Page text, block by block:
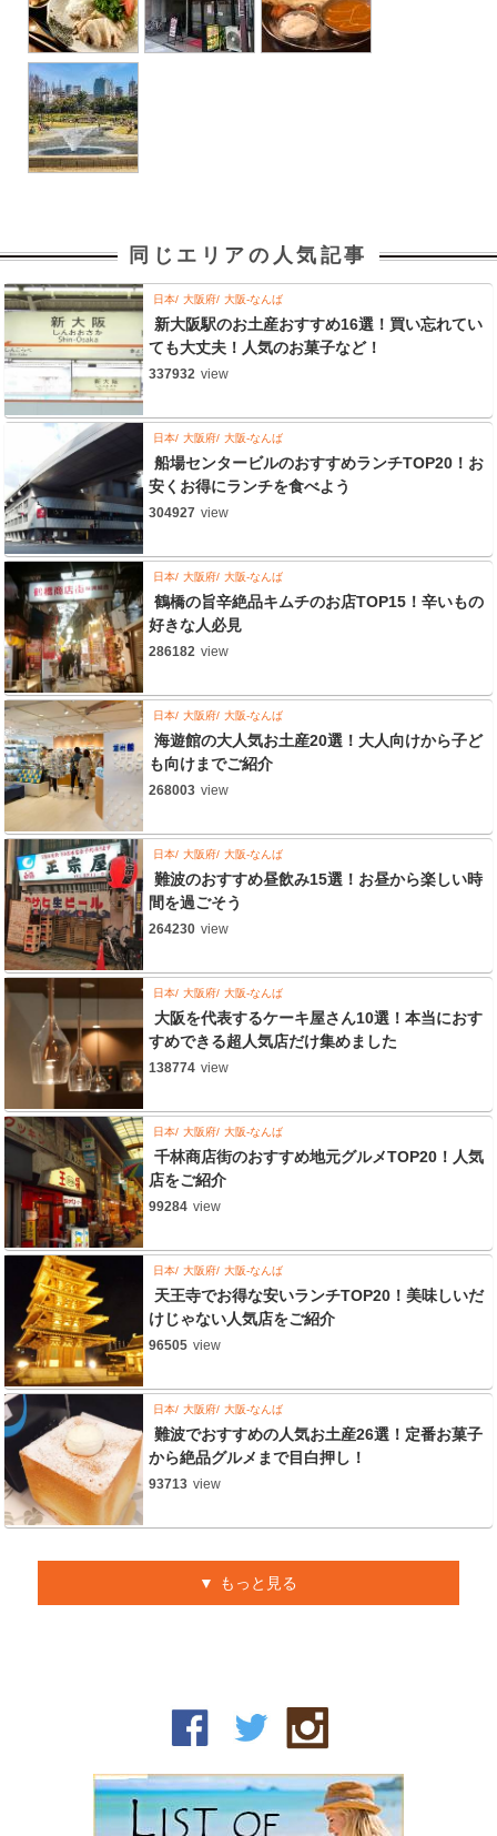
同じエリアの人気記事
日本 大阪府 大阪-なんば
新大阪駅のお土産おすすめ16選！買い忘れてい
ても大丈夫！人気のお菓子など！
337932 view
日本 大阪府 大阪-なんば
船場センタービルのおすすめランチTOP20！お
安くお得にランチを食べよう
304927 view
日本 大阪府 大阪-なんば
鶴橋の旨辛絶品キムチのお店TOP15！辛いもの
好きな人必見
286182 view
日本 大阪府 大阪-なんば
海遊館の大人気お土産20選！大人向けから子ど
も向けまでご紹介
268003 view
日本 大阪府 大阪-なんば
難波のおすすめ昼飲み15選！お昼から楽しい時
間を過ごそう
264230 view
日本 大阪府 大阪-なんば
大阪を代表するケーキ屋さん10選！本当におす
すめできる超人気店だけ集めました
138774 view
日本 大阪府 大阪-なんば
千林商店街のおすすめ地元グルメTOP20！人気
店をご紹介
99284 view
日本 大阪府 大阪-なんば
天王寺でお得な安いランチTOP20！美味しいだ
けじゃない人気店をご紹介
96505 view
日本 大阪府 大阪-なんば
難波でおすすめの人気お土産26選！定番お菓子
から絶品グルメまで目白押し！
93713 view
もっと見る